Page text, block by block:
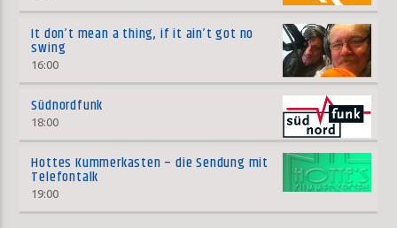
It don’t mean a thing, if it ain’t got no
swing
16:00
Südnordfunk
18:00
Hottes Kummerkasten – die Sendung mit
Telefontalk
19:00